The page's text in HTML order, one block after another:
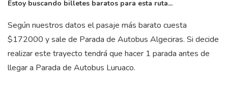
Estoy buscando billetes baratos para esta ruta...
Según nuestros datos el pasaje más barato cuesta
$172000 y sale de Parada de Autobus Algeciras. Si decide
realizar este trayecto tendrá que hacer 1 parada antes de
llegar a Parada de Autobus Luruaco.